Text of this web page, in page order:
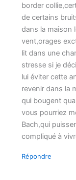
border
de certains
dans la maison
vent,orages
lit dans une
stresse si je
lui éviter cette
revenir dans la
qui bougent
vous pourriez
Bach,qui
compliqué à
Répondre